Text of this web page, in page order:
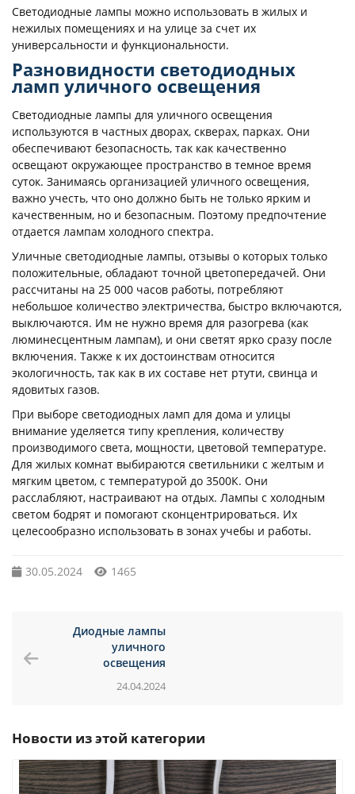
Светодиодные лампы можно использовать в жилых и
нежилых помещениях и на улице за счет их
универсальности и функциональности.
Разновидности светодиодных
ламп уличного освещения
Светодиодные лампы для уличного освещения
используются в частных дворах, скверах, парках. Они
обеспечивают безопасность, так как качественно
освещают окружающее пространство в темное время
суток. Занимаясь организацией уличного освещения,
важно учесть, что оно должно быть не только ярким и
качественным, но и безопасным. Поэтому предпочтение
отдается лампам холодного спектра.
Уличные светодиодные лампы, отзывы о которых только
положительные, обладают точной цветопередачей. Они
рассчитаны на 25 000 часов работы, потребляют
небольшое количество электричества, быстро включаются,
выключаются. Им не нужно время для разогрева (как
люминесцентным лампам), и они светят ярко сразу после
включения. Также к их достоинствам относится
экологичность, так как в их составе нет ртути, свинца и
ядовитых газов.
При выборе светодиодных ламп для дома и улицы
внимание уделяется типу крепления, количеству
производимого света, мощности, цветовой температуре.
Для жилых комнат выбираются светильники с желтым и
мягким цветом, с температурой до 3500К. Они
расслабляют, настраивают на отдых. Лампы с холодным
светом бодрят и помогают сконцентрироваться. Их
целесообразно использовать в зонах учебы и работы.
30.05.2024 1465
Диодные лампы
уличного
освещения
24.04.2024
Новости из этой категории